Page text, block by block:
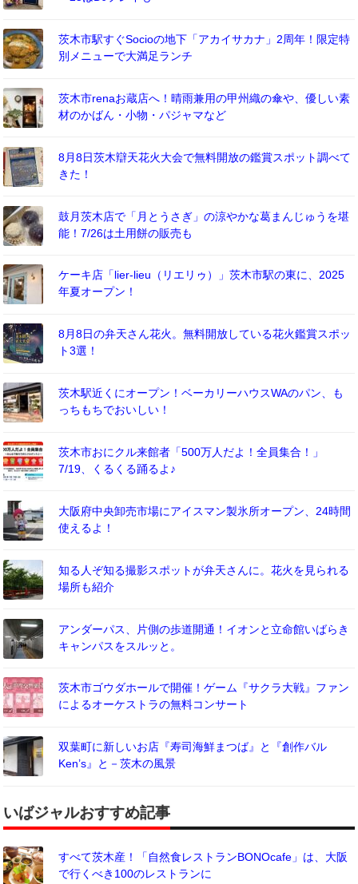
茨木市駅すぐSocioの地下「アカイサカナ」2周年！限定特
別メニューで大満足ランチ
茨木市renaお蔵店へ！晴雨兼用の甲州織の傘や、優しい素
材のかばん・小物・パジャマなど
8月8日茨木辯天花火大会で無料開放の鑑賞スポット調べて
きた！
鼓月茨木店で「月とうさぎ」の涼やかな葛まんじゅうを堪
能！7/26は土用餅の販売も
ケーキ店「lier-lieu（リエリゥ）」茨木市駅の東に、2025
年夏オープン！
8月8日の弁天さん花火。無料開放している花火鑑賞スポッ
ト3選！
茨木駅近くにオープン！ベーカリーハウスWAのパン、も
っちもちでおいしい！
茨木市おにクル来館者「500万人だよ！全員集合！」
7/19、くるくる踊るよ♪
大阪府中央卸売市場にアイスマン製氷所オープン、24時間
使えるよ！
知る人ぞ知る撮影スポットが弁天さんに。花火を見られる
場所も紹介
アンダーパス、片側の歩道開通！イオンと立命館いばらき
キャンパスをスルッと。
茨木市ゴウダホールで開催！ゲーム『サクラ大戦』ファン
によるオーケストラの無料コンサート
双葉町に新しいお店『寿司海鮮まつば』と『創作バル
Ken’s』と－茨木の風景
いばジャルおすすめ記事
すべて茨木産！「自然食レストランBONOcafe」は、大阪
で行くべき100のレストランに